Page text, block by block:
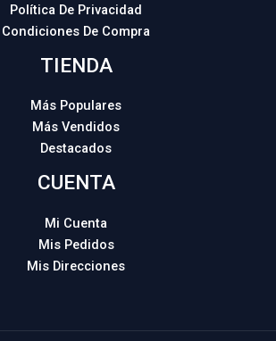
Política De Privacidad
Condiciones De Compra
TIENDA
Más Populares
Más Vendidos
Destacados
CUENTA
Mi Cuenta
Mis Pedidos
Mis Direcciones